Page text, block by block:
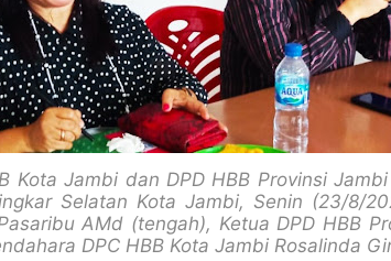
Kota Jambi dan DPD HBB Provinsi
Selatan Kota Jambi, Senin (23/8/
AMd (tengah), Ketua DPD HBB
DPC HBB Kota Jambi Rosalinda